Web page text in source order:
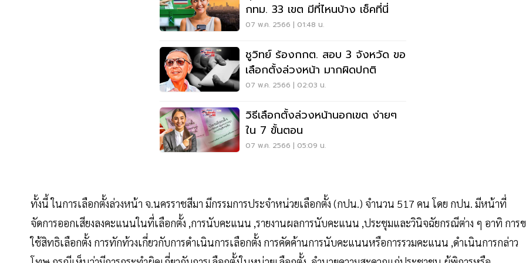
กทม. 33 เขต มีที่ไหนบ้าง เช็คที่นี่
07 พ.ค. 2566 | 01:48 น.
ชูวิทย์ ร้องกกต. สอบ 3 จังหวัด ขอ
เลือกตั้งล่วงหน้า มากผิดปกติ
07 พ.ค. 2566 | 02:03 น.
วิธีเลือกตั้งล่วงหน้านอกเขต ง่ายๆ
ใน 7 ขั้นตอน
07 พ.ค. 2566 | 05:09 น.
ทั้งนี้ ในการเลือกตั้งล่วงหน้า จ.นครราชสีมา มีกรรมการประจำหน่วยเลือกตั้ง (กปน.) จำนวน 517 คน โดย กปน. มีหน้าที่
จัดการออกเสียงลงคะแนนในที่เลือกตั้ง ,การนับคะแนน ,รายงานผลการนับคะแนน ,ประชุมและวินิจฉัยกรณีต่าง ๆ อาทิ การ
ใช้สิทธิเลือกตั้ง การทักท้วงเกี่ยวกับการดำเนินการเลือกตั้ง การคัดค้านการนับคะแนนหรือการรวมคะแนน ,ดำเนินการกล่าว